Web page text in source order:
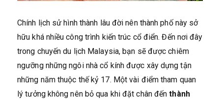
Chính lịch sử hình thành lâu đời nên thành phố này sở
hữu khá nhiều công trình kiến trúc cổ điển. Đến nơi đây
trong chuyến du lịch Malaysia, bạn sẽ được chiêm
ngưỡng những ngôi nhà cổ kính được xây dựng tận
những năm thuộc thế kỷ 17. Một vài điểm tham quan
lý tưởng không nên bỏ qua khi đặt chân đếnthành